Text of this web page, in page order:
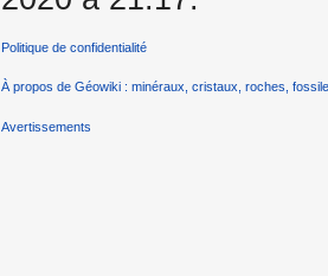
Politique de confidentialité
À propos de Géowiki : minéraux, cristaux, roches,
Avertissements